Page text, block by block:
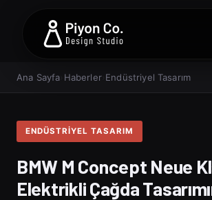
Ana Sayfa Haberler› Endüstriyel Tasarım
ENDÜSTRIYEL TASARIM
BMW M Concept Neue
Elektrikli Çağda